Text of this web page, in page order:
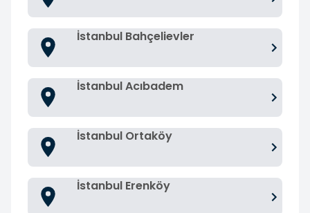
İstanbul Bahçelievler
İstanbul Acıbadem
İstanbul Ortaköy
İstanbul Erenköy